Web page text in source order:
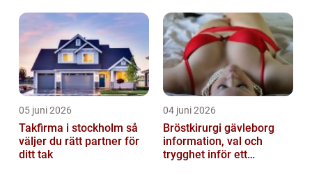
05 juni 2026
Takfirma i stockholm så
väljer du rätt partner för
ditt tak
04 juni 2026
Bröstkirurgi gävleborg
information, val och
trygghet inför ett